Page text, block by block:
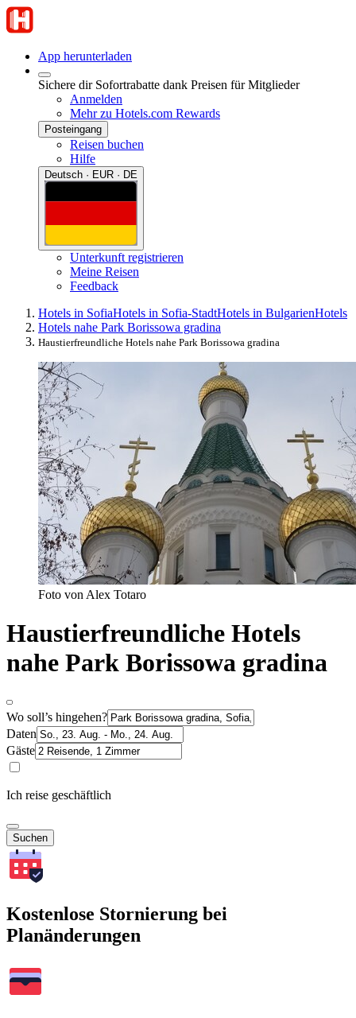
App herunterladen
Sichere dir Sofortrabatte dank Preisen für Mitglieder
Anmelden
Mehr zu Hotels.com Rewards
Posteingang
Reisen buchen
Hilfe
Deutsch · EUR · DE
Unterkunft registrieren
Meine Reisen
Feedback
Hotels in SofiaHotels in Sofia-StadtHotels in BulgarienHotels
Hotels nahe Park Borissowa gradina
Haustierfreundliche Hotels nahe Park Borissowa gradina
Foto von Alex Totaro
Haustierfreundliche Hotels
nahe Park Borissowa gradina
Wo soll’s hingehen?
Daten
Gäste
Ich reise geschäftlich
Suchen
Kostenlose Stornierung bei
Planänderungen